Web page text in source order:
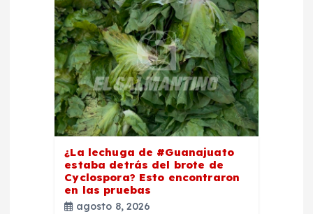
¿La lechuga de #Guanajuato
estaba detrás del brote de
Cyclospora? Esto encontraron
en las pruebas
agosto 8, 2026